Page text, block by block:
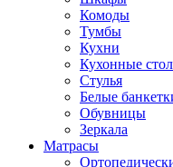
Комоды
Тумбы
Кухни
Кухонные
Стулья
Белые
Обувницы
Зеркала
Матрасы